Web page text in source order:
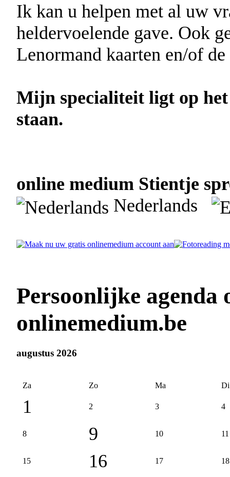
Ik kan u helpen met al uw
heldervoelende gave. Ook
Lenormand kaarten en/of
Mijn specialiteit ligt op
staan.
online medium Stientje
Nederlands
Persoonlijke agenda
onlinemedium.be
augustus 2026
Za Zo Ma Di
1 2 3 4
8 9 10 11
15 16 17 18